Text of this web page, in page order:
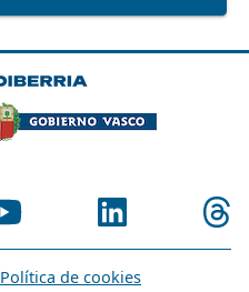
Política de cookies